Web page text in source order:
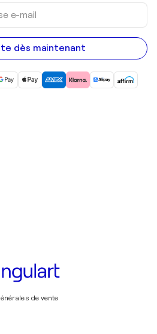
dès maintenant
de vente